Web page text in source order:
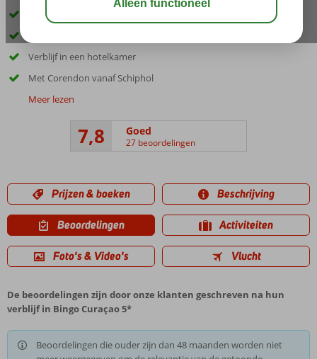
Je verblijft op basis van Ultra All Inclusive
Verblijf in een hotelkamer
Met Corendon vanaf Schiphol
Meer lezen
7,8 Goed
27 beoordelingen
Prijzen & boeken Beschrijving
Beoordelingen Activiteiten
Foto's & Video's Vlucht
De beoordelingen zijn door onze klanten geschreven na hun
verblijf in Bingo Curaçao 5*
Beoordelingen die ouder zijn dan 48 maanden worden niet